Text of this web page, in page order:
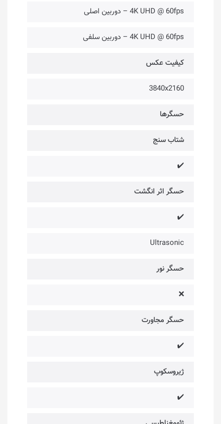
4K UHD @ 60fps – دوربین اصلی
4K UHD @ 60fps – دوربین سلفی
کیفیت عکس
3840x2160
حسگرها
شتاب سنج
✔️
حسگر اثر انگشت
✔️
Ultrasonic
حسگر نور
❌
حسگر مجاورت
✔️
ژیروسکوپ
✔️